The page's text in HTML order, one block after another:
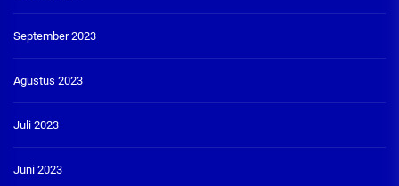
September 2023
Agustus 2023
Juli 2023
Juni 2023